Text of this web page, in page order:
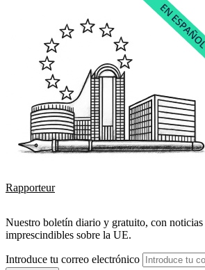
Rapporteur
Nuestro boletín diario y gratuito, con noticias
imprescindibles sobre la UE.
Introduce tu correo electrónico